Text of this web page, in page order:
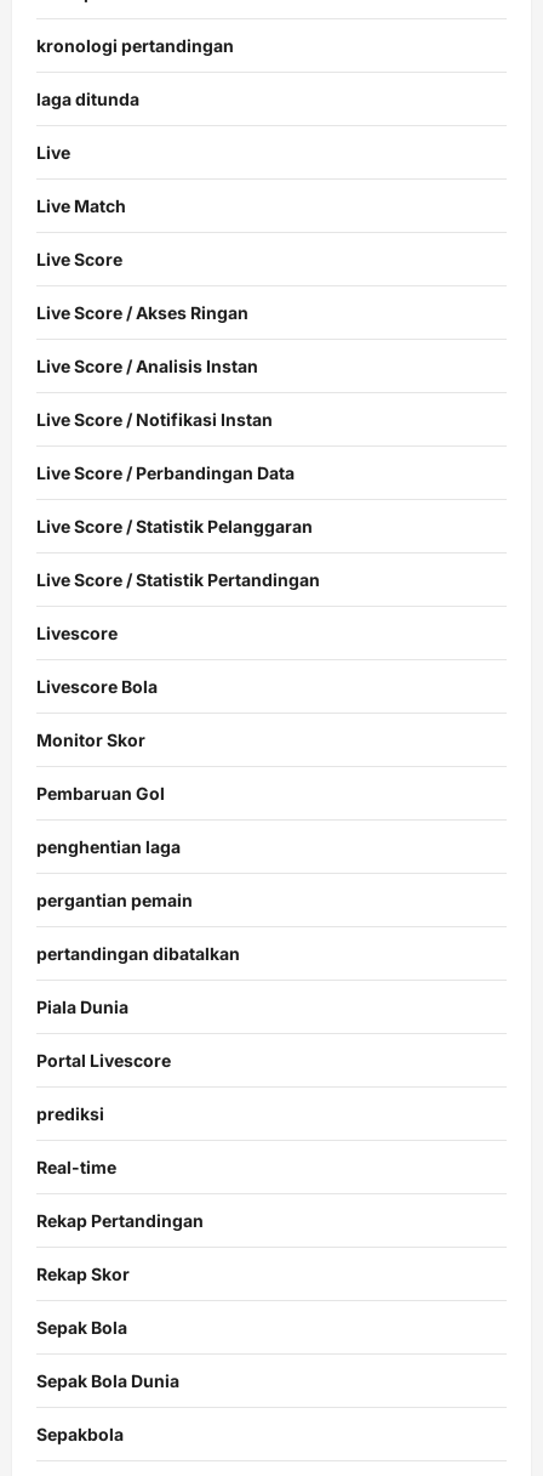
kronologi pertandingan
laga ditunda
Live
Live Match
Live Score
Live Score / Akses Ringan
Live Score / Analisis Instan
Live Score / Notifikasi Instan
Live Score / Perbandingan Data
Live Score / Statistik Pelanggaran
Live Score / Statistik Pertandingan
Livescore
Livescore Bola
Monitor Skor
Pembaruan Gol
penghentian laga
pergantian pemain
pertandingan dibatalkan
Piala Dunia
Portal Livescore
prediksi
Real-time
Rekap Pertandingan
Rekap Skor
Sepak Bola
Sepak Bola Dunia
Sepakbola